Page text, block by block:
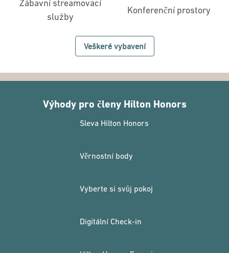
Zábavní streamovací
služby
Konferenční prostory
Veškeré vybavení
Výhody pro členy Hilton Honors
Sleva Hilton Honors
Věrnostní body
Vyberte si svůj pokoj
Digitální Check-in